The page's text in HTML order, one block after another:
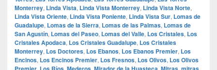
Monterrey, Linda Vista, Linda Vista Monterrey, Linda Vista Norte,
Linda Vista Oriente, Linda Vista Poniente, Linda Vista Sur, Lomas de
Guadalupe, Lomas de la Sierra, Lomas de las Palmas, Lomas de
San Agustín, Lomas del Paseo, Lomas del Valle, Los Cristales, Los
Cristales Apodaca, Los Cristales Guadalupe, Los Cristales
Monterrey, Los Doctores, Los Ebanos, Los Ebanos Premier, Los
Encinos, Los Encinos Premier, Los Fresnos, Los Olivos, Los Olivos
, , , , ,